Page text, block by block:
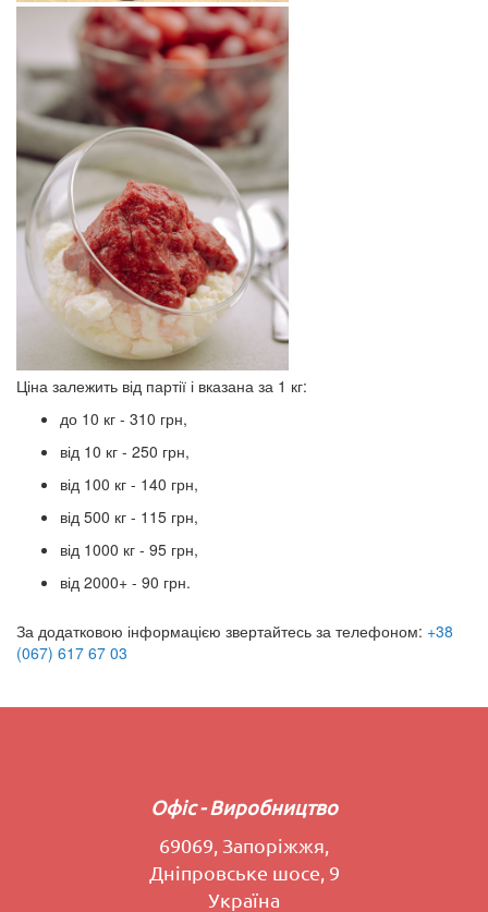
Ціна залежить від партії і вказана за 1 кг:
до 10 кг - 310 грн,
від 10 кг - 250 грн,
від 100 кг - 140 грн,
від 500 кг - 115 грн,
від 1000 кг - 95 грн,
від 2000+ - 90 грн.
За додатковою інформацією звертайтесь за телефоном: +38
(067) 617 67 03
Офіс - Виробництво
69069, Запоріжжя,
Дніпровське шосе, 9
Україна